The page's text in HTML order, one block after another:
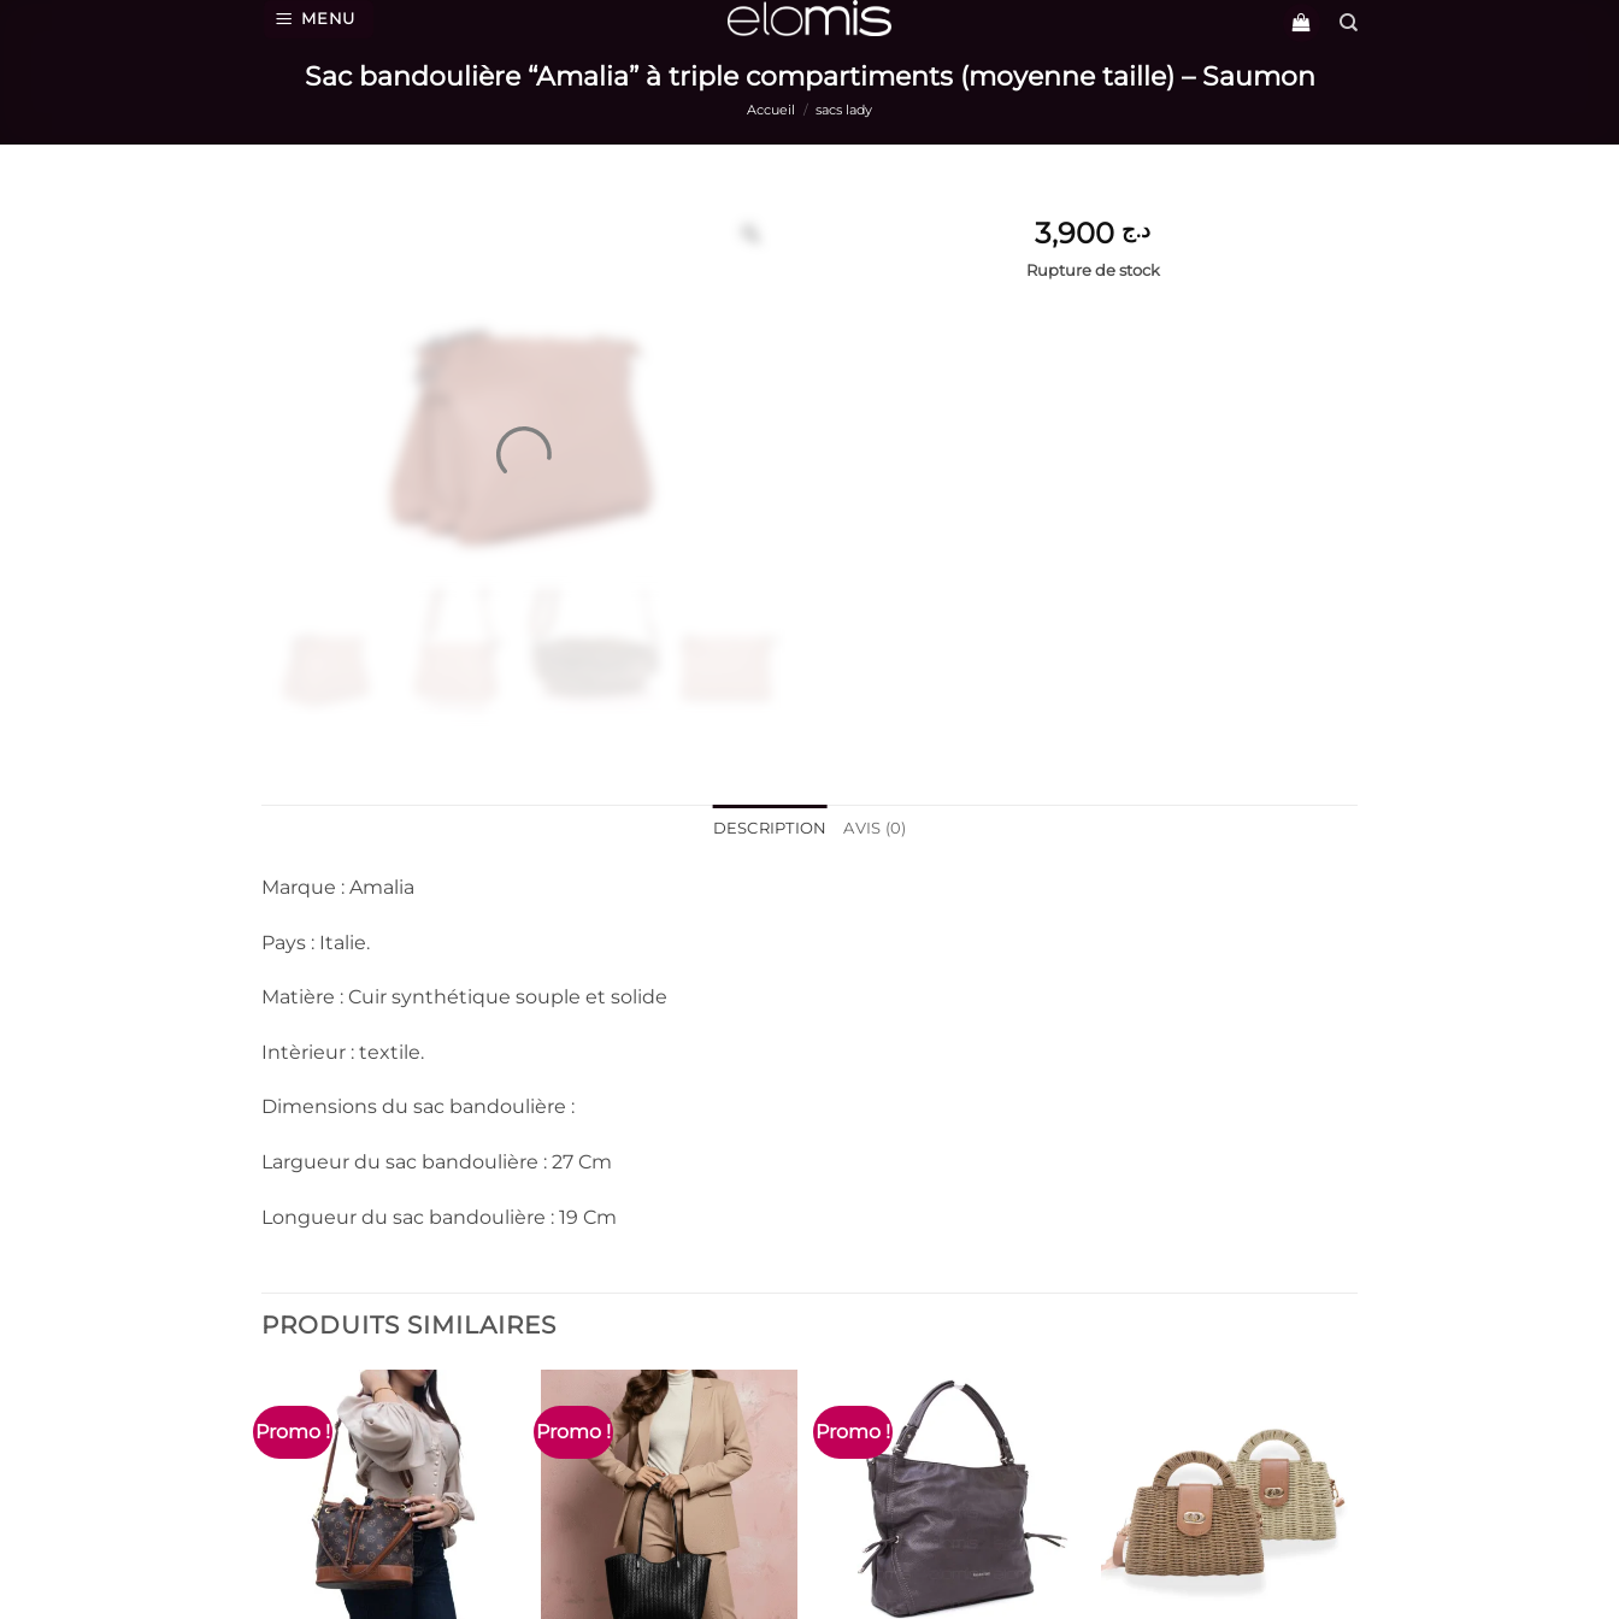
MENU
Sac bandoulière “Amalia” à triple compartiments (moyenne taille) – Saumon
Accueil / sacs lady
د.ج
Rupture de stock
DESCRIPTION AVIS (0)
Marque : Amalia
Pays : Italie.
Matière : Cuir synthétique souple et solide
Intèrieur : textile.
Dimensions du sac bandoulière :
Largueur du sac bandoulière : 27 Cm
Longueur du sac bandoulière : 19 Cm
PRODUITS SIMILAIRES
Promo ! Promo ! Promo !